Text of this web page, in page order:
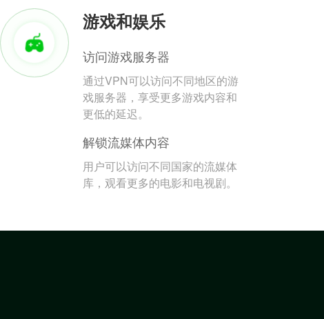
游戏和娱乐
访问游戏服务器
通过VPN可以访问不同地区的游
戏服务器，享受更多游戏内容和
更低的延迟。
解锁流媒体内容
用户可以访问不同国家的流媒体
库，观看更多的电影和电视剧。